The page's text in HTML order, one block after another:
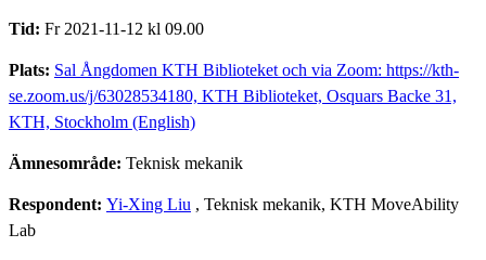
Tid: Fr 2021-11-12 kl 09.00
Plats: Sal Ångdomen KTH Biblioteket och via Zoom: https://kth-
se.zoom.us/j/63028534180, KTH Biblioteket, Osquars Backe 31,
KTH, Stockholm (English)
Ämnesområde: Teknisk mekanik
Respondent: Yi-Xing Liu , Teknisk mekanik, KTH MoveAbility
Lab